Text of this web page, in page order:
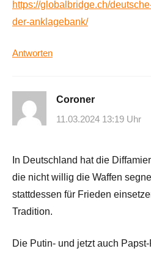
https://globalbridge.ch/
der-anklagebank/
Antworten
Coroner
11.03.2024 13:19 Uhr
In Deutschland hat die
die nicht willig die Waffen
stattdessen für Frieden
Tradition.
Die Putin- und jetzt auch